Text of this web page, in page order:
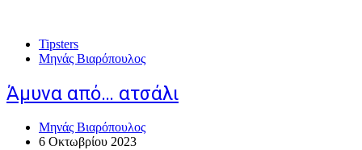
Tipsters
Μηνάς Βιαρόπουλος
Άμυνα από… ατσάλι
Μηνάς Βιαρόπουλος
6 Οκτωβρίου 2023